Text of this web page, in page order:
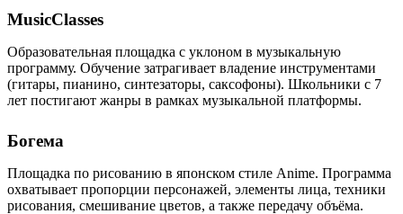
MusicClasses
Образовательная площадка с уклоном в музыкальную
программу. Обучение затрагивает владение инструментами
(гитары, пианино, синтезаторы, саксофоны). Школьники с 7
лет постигают жанры в рамках музыкальной платформы.
Богема
Площадка по рисованию в японском стиле Anime. Программа
охватывает пропорции персонажей, элементы лица, техники
рисования, смешивание цветов, а также передачу объёма.